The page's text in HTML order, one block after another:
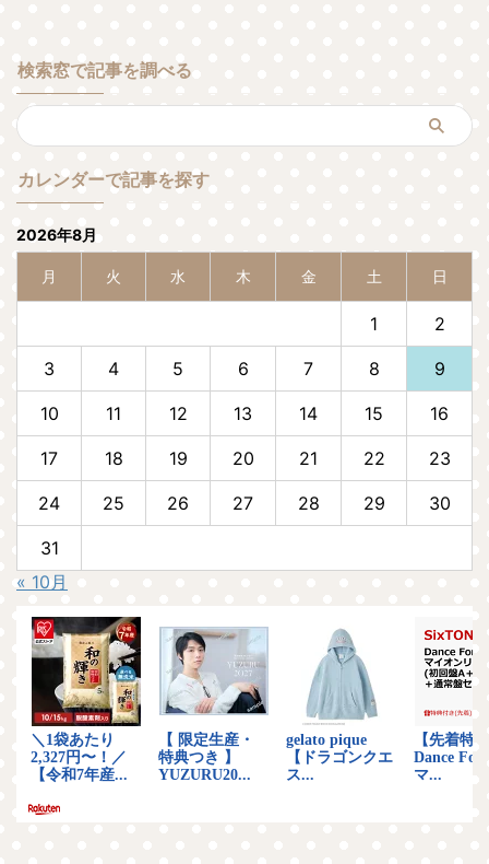
検索窓で記事を調べる
カレンダーで記事を探す
2026年8月
月 火 水 木 金 土 日
1 2
3 4 5 6 7 8 9
10 11 12 13 14 15 16
17 18 19 20 21 22 23
24 25 26 27 28 29 30
31
« 10月